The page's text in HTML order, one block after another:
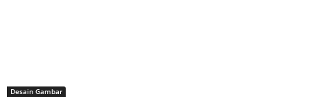
Desain Gambar